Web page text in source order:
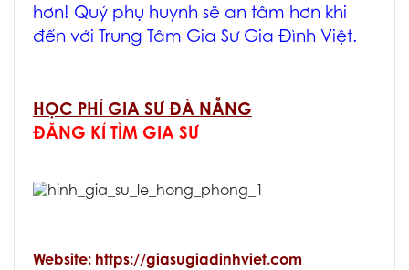
hơn! Quý phụ huynh sẽ an tâm hơn khi
đến với Trung Tâm Gia Sư Gia Đình Việt.
HỌC PHÍ GIA SƯ ĐÀ NẴNG
ĐĂNG KÍ TÌM GIA SƯ
Website: https://giasugiadinhviet.com